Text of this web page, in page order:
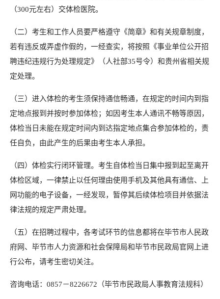
（300元左右）交体检医院。
（二）考生和工作人员要严格遵守《简章》和有关规章制度，
若有违反或弄虚作假的，一经查实，将按照《事业单位公开招
聘违纪违规行为处理规定》（人社部35号令）和贵州省相关规
定处理。
（三）进入体检的考生须保持通信畅通，在规定的时间内到指
定地点报到并按时参加体检；如因考生本人通讯不畅等原因，
体检当日未能在规定时间内到达指定地点集合参加体检的，责
任自负，由此产生的后果由考生本人承担。
（四）体检实行闭环管理。考生自体检当日集中报到起至离开
体检区域，一律禁止以任何理由使用手机及其他具有通信、上
网功能的电子设备，一经发现，暂停其后续体检项目并依据法
律法规的规定严肃处理。
（五）在招聘过程中，各考试环节的信息都将在毕节市人民政
府网、毕节市人力资源和社会保障局和毕节市民政局官网上进
行公布，请考生密切关注。
咨询电话：0857－8226672（毕节市民政局人事教育法规科）